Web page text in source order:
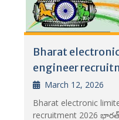
Bharat
engineer
March 12, 2026
Bharat electronic
recruitment 2026